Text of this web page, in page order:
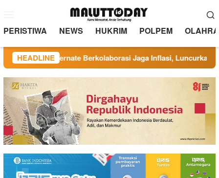
kontenMobile
PERISTIWA NEWS HUKRIM POLPEM
HEADLINE
PKK Ternate Berkolaborasi Jaga Inflasi, Luncurkan